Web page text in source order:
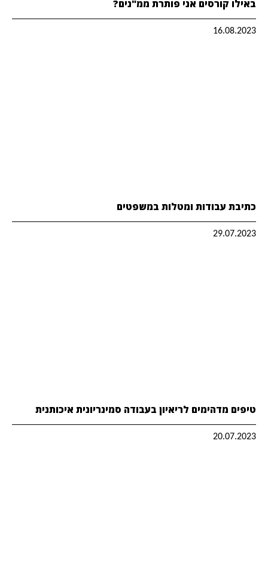
באילו קורסים אני פותרת ממ"נים?
16.08.2023
כתיבת עבודות ומטלות במשפטים
29.07.2023
טיפים מדהימים לריאיון בעבודה סמינריונית איכותנית
20.07.2023